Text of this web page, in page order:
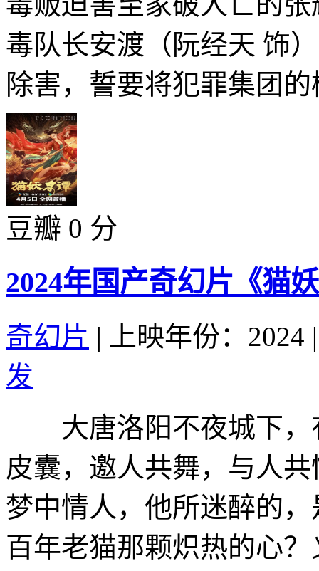
毒队长安渡（阮经天 饰
除害，誓要将犯罪集团
豆瓣 0 分
2024年国产奇幻片《猫
奇幻片 | 上映年份：2024 |
发
大唐洛阳不夜城下，
皮囊，邀人共舞，与人
梦中情人，他所迷醉的
百年老猫那颗炽热的心